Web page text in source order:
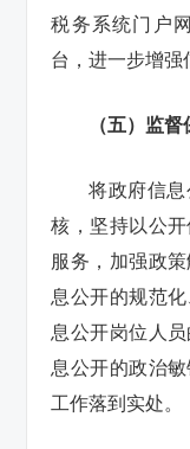
税务系统门户
台，进一步增强
（五）监
将政府信
核，坚持以公
服务，加强政
息公开的规范
息公开岗位人
息公开的政治
工作落到实处。